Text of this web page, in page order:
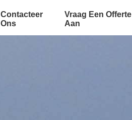
Contacteer
Ons
Vraag Een Offerte
Aan